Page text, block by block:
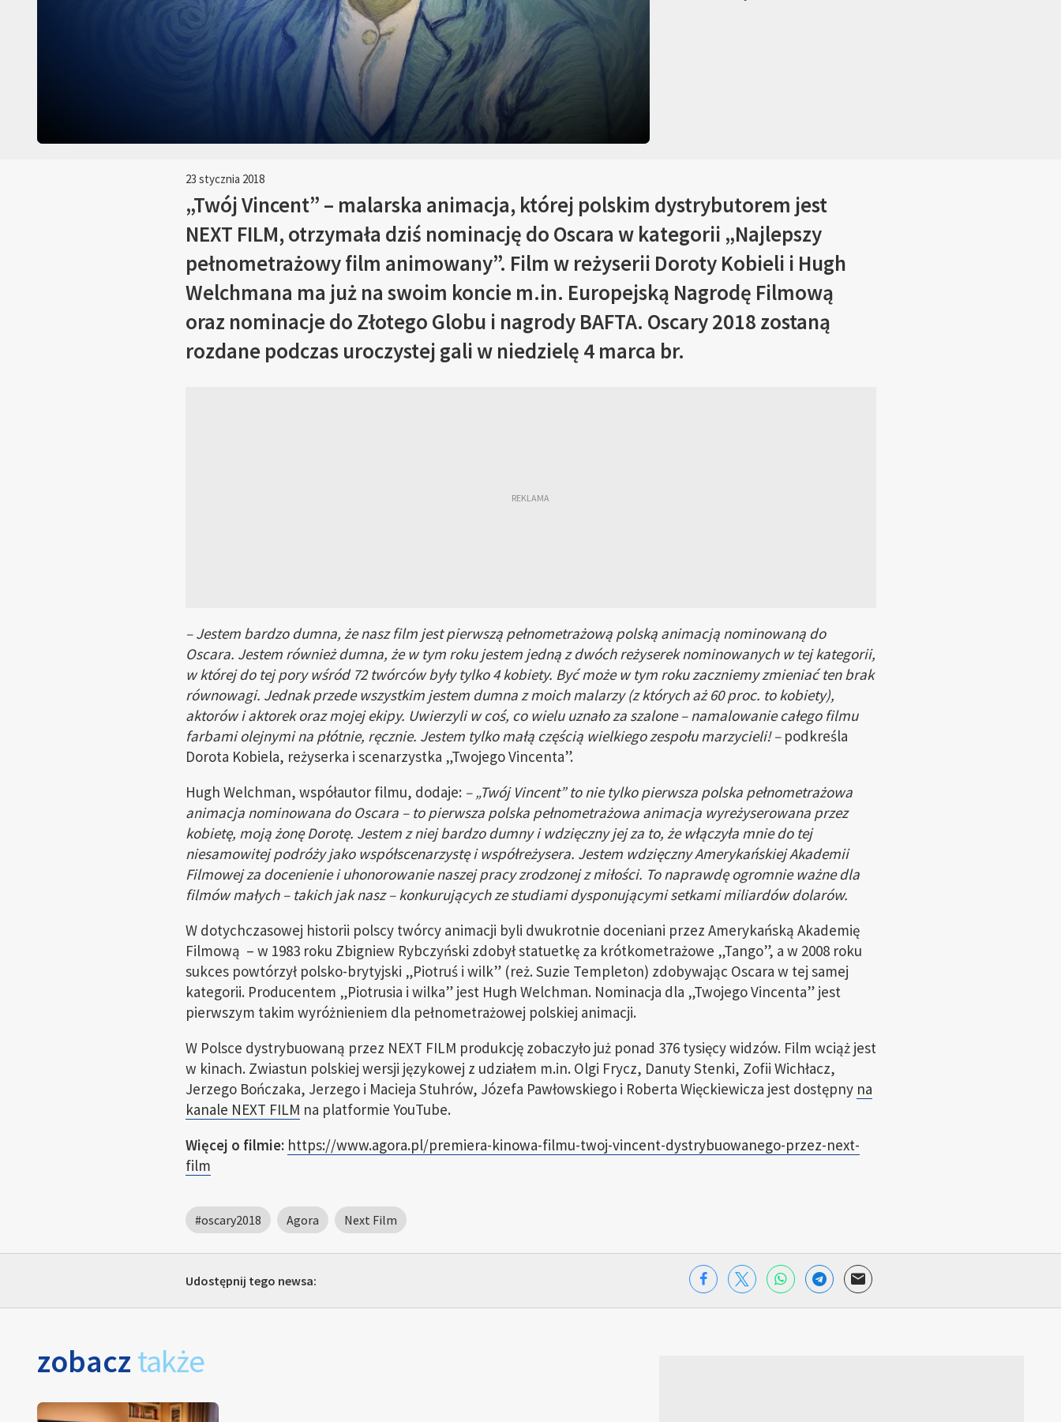
23 stycznia 2018
„Twój Vincent” – malarska animacja, której polskim dystrybutorem jest
NEXT FILM, otrzymała dziś nominację do Oscara w kategorii „Najlepszy
pełnometrażowy film animowany”. Film w reżyserii Doroty Kobieli i Hugh
Welchmana ma już na swoim koncie m.in. Europejską Nagrodę Filmową
oraz nominacje do Złotego Globu i nagrody BAFTA. Oscary 2018 zostaną
rozdane podczas uroczystej gali w niedzielę 4 marca br.
– Jestem bardzo dumna, że nasz film jest pierwszą pełnometrażową polską animacją nominowaną do
Oscara. Jestem również dumna, że w tym roku jestem jedną z dwóch reżyserek nominowanych w tej kategorii,
w której do tej pory wśród 72 twórców były tylko 4 kobiety. Być może w tym roku zaczniemy zmieniać ten brak
równowagi. Jednak przede wszystkim jestem dumna z moich malarzy (z których aż 60 proc. to kobiety),
aktorów i aktorek oraz mojej ekipy. Uwierzyli w coś, co wielu uznało za szalone – namalowanie całego filmu
farbami olejnymi na płótnie, ręcznie. Jestem tylko małą częścią wielkiego zespołu marzycieli! –podkreśla
Dorota Kobiela, reżyserka i scenarzystka „Twojego Vincenta”.
Hugh Welchman, współautor filmu, dodaje: – „Twój Vincent” to nie tylko pierwsza polska pełnometrażowa
animacja nominowana do Oscara – to pierwsza polska pełnometrażowa animacja wyreżyserowana przez
kobietę, moją żonę Dorotę. Jestem z niej bardzo dumny i wdzięczny jej za to, że włączyła mnie do tej
niesamowitej podróży jako współscenarzystę i współreżysera. Jestem wdzięczny Amerykańskiej Akademii
Filmowej za docenienie i uhonorowanie naszej pracy zrodzonej z miłości. To naprawdę ogromnie ważne dla
filmów małych – takich jak nasz – konkurujących ze studiami dysponującymi setkami miliardów dolarów.
W dotychczasowej historii polscy twórcy animacji byli dwukrotnie doceniani przez Amerykańską Akademię
Filmową – w 1983 roku Zbigniew Rybczyński zdobył statuetkę za krótkometrażowe „Tango”, a w 2008 roku
sukces powtórzył polsko-brytyjski „Piotruś i wilk” (reż. Suzie Templeton) zdobywając Oscara w tej samej
kategorii. Producentem „Piotrusia i wilka” jest Hugh Welchman. Nominacja dla „Twojego Vincenta” jest
pierwszym takim wyróżnieniem dla pełnometrażowej polskiej animacji.
W Polsce dystrybuowaną przez NEXT FILM produkcję zobaczyło już ponad 376 tysięcy widzów. Film wciąż jest
w kinach. Zwiastun polskiej wersji językowej z udziałem m.in. Olgi Frycz, Danuty Stenki, Zofii Wichłacz,
Jerzego Bończaka, Jerzego i Macieja Stuhrów, Józefa Pawłowskiego i Roberta Więckiewicza jest dostępny na
kanale NEXT FILM na platformie YouTube.
Więcej o filmie: https://www.agora.pl/premiera-kinowa-filmu-twoj-vincent-dystrybuowanego-przez-next-
film
#oscary2018 Agora Next Film
Udostępnij tego newsa:
zobacz także